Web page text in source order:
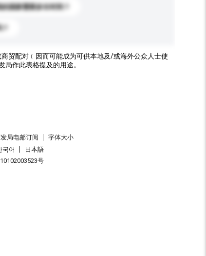
国家需要多长时间？
贸配对﹝因而可能成为可供本地及/或海外公众人士使
作此表格提及的用途。
局电邮订阅
字体大小
국어
日本語
号